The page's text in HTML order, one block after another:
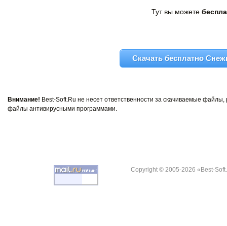
Тут вы можете
Скачать бесплатно
Внимание! Best-Soft.Ru не несет ответственности за скачиваемые
файлы антивирусными программами.
Copyright © 2005-2026 «Best-